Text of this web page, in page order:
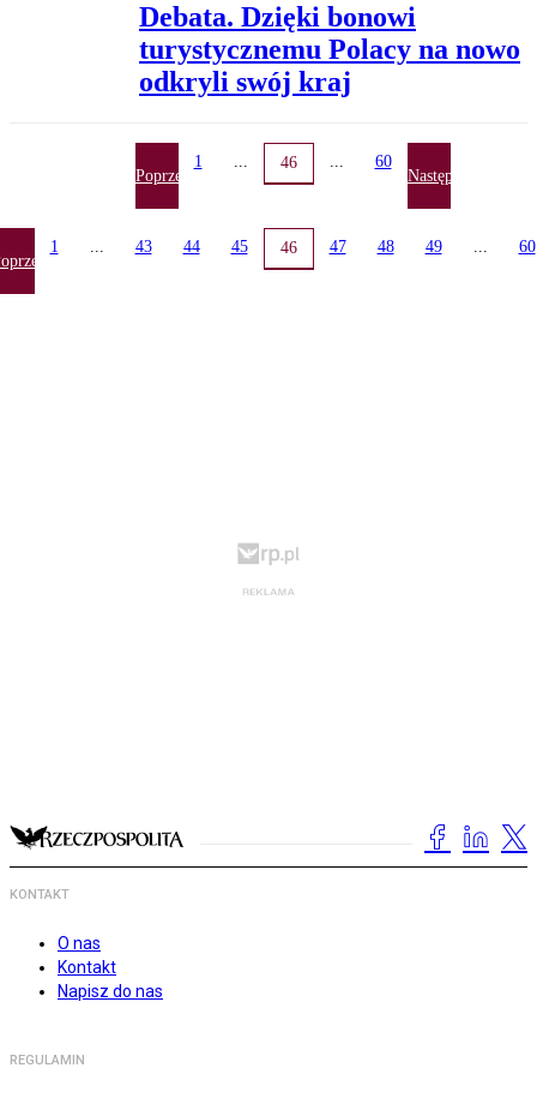
Debata. Dzięki bonowi
turystycznemu Polacy na nowo
odkryli swój kraj
Poprzednia
1 ... 46 ... 60
Następna
1 ... 43 44 45 46 47 48 49 ... 60
KONTAKT
O nas
Kontakt
Napisz do nas
REGULAMIN